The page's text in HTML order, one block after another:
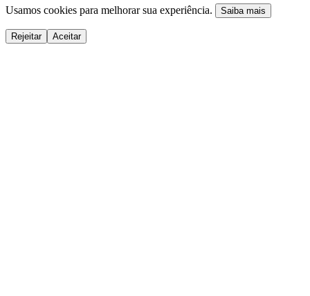
Usamos cookies para melhorar sua experiência. Saiba mais
Rejeitar Aceitar